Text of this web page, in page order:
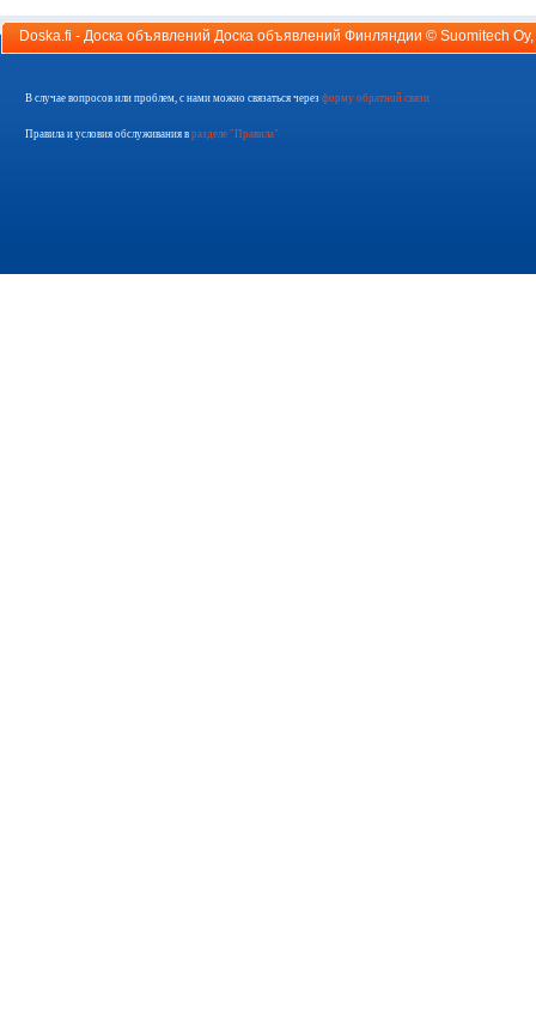
Doska.fi - Доска объявлений Доска объявлений Финляндии © Suomitech Oy
В случае вопросов или проблем, с нами можно связаться через форму обратной связи
Правила и условия обслуживания в разделе "Правила"